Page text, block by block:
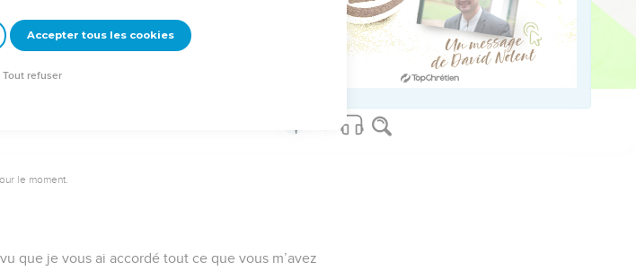
gens d’Israël se livrèrent là à de grandes réjouissances.
Inc.® Used by permission. All rights reserved worldwide.
le moment.
que je vous ai accordé tout ce que vous m’avez
Accepter tous les cookies
Tout refuser